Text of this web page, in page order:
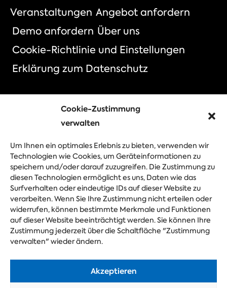
Cookie-Zustimmung
verwalten
Um Ihnen ein optimales Erlebnis zu bieten, verwenden wir
Technologien wie Cookies, um Geräteinformationen zu
speichern und/oder darauf zuzugreifen. Die Zustimmung zu
diesen Technologien ermöglicht es uns, Daten wie das
Surfverhalten oder eindeutige IDs auf dieser Website zu
verarbeiten. Wenn Sie Ihre Zustimmung nicht erteilen oder
widerrufen, können bestimmte Merkmale und Funktionen
auf dieser Website beeinträchtigt werden. Sie können Ihre
Zustimmung jederzeit über die Schaltfläche "Zustimmung
verwalten" wieder ändern.
Akzeptieren
Veranstaltungen Angebot anfordern
Demo anfordern Über uns
Cookie-Richtlinie und Einstellungen
Erklärung zum Datenschutz
Wählen Sie Ihre Veranstaltung
Messe Kongress Firmenveranstaltung
Festival
Stellen Sie Ihre Frage